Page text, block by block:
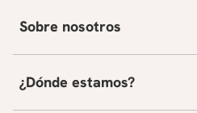
Sobre nosotros
¿Dónde estamos?